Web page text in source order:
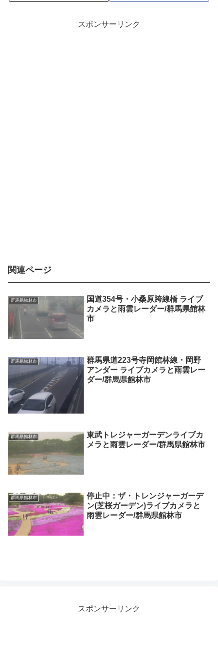
スポンサーリンク
関連ページ
群馬県館林市
国道354号・小桑原跨線橋 ライブ
カメラと雨雲レーダー/群馬県館林
市
群馬県館林市
群馬県道223号寺岡館林線・岡野
アンダー ライブカメラと雨雲レー
ダー/群馬県館林市
群馬県館林市
東武トレジャーガーデンライブカ
メラと雨雲レーダー/群馬県館林市
群馬県館林市
停止中：ザ・トレンジャーガーデ
ン(芝桜ガーデン)ライブカメラと
雨雲レーダー/群馬県館林市
スポンサーリンク